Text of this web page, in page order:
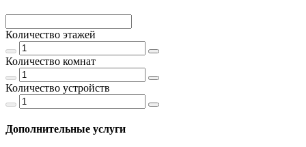
Количество этажей
Количество комнат
Количество устройств
Дополнительные услуги